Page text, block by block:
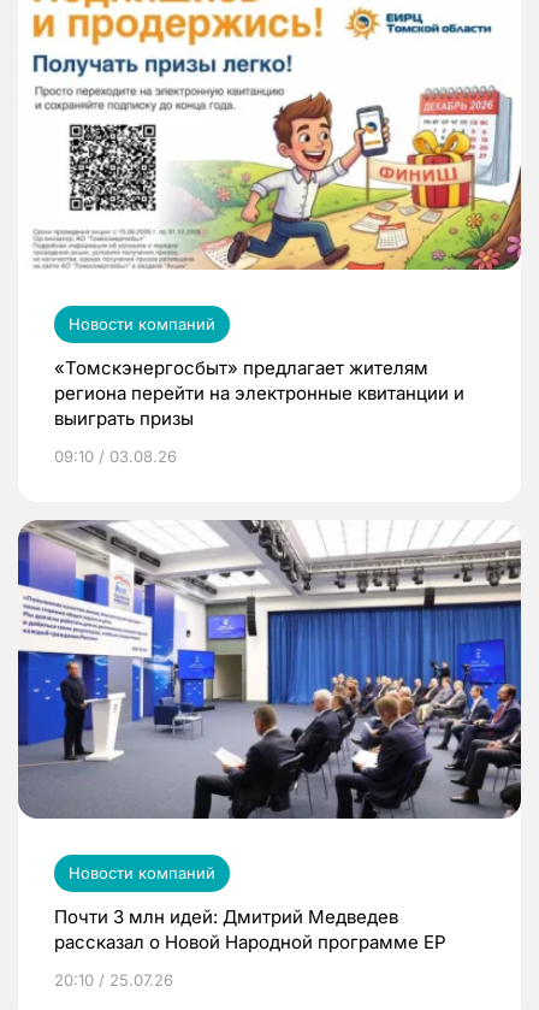
Новости компаний
«Томскэнергосбыт» предлагает жителям
региона перейти на электронные квитанции и
выиграть призы
09:10 / 03.08.26
Новости компаний
Почти 3 млн идей: Дмитрий Медведев
рассказал о Новой Народной программе ЕР
20:10 / 25.07.26